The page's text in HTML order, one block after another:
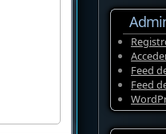
Feed
Feed